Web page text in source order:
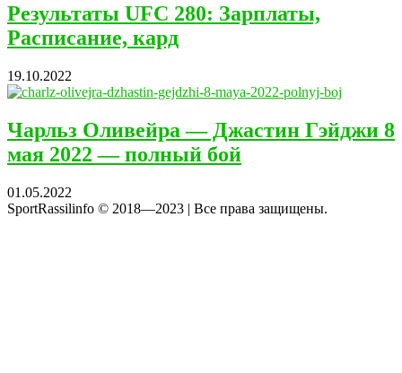
Результаты UFC 280: Зарплаты,
Расписание, кард
19.10.2022
Чарльз Оливейра — Джастин Гэйджи 8
мая 2022 — полный бой
01.05.2022
SportRassilinfo © 2018—2023 | Все права защищены.